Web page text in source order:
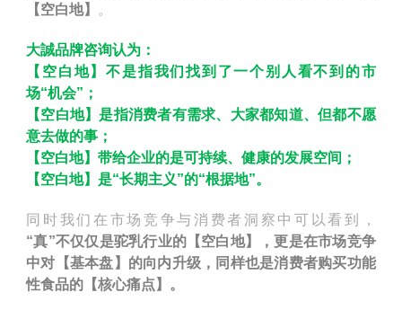
【空白地】
。
大誠品牌咨询认为：
【空白地】不是指我们找到了一个别人看不到的市
场“机会”；
【空白地】是指消费者有需求、大家都知道、但都不愿
意去做的事；
【空白地】带给企业的是可持续、健康的发展空间；
【空白地】是“长期主义”的“根据地”。
同时我们在市场竞争与消费者洞察中可以看到，
“真”不仅仅是驼乳行业的【空白地】，更是在市场竞争
中对【基本盘】的向内升级，同样也是消费者购买功能
性食品的【核心痛点】。